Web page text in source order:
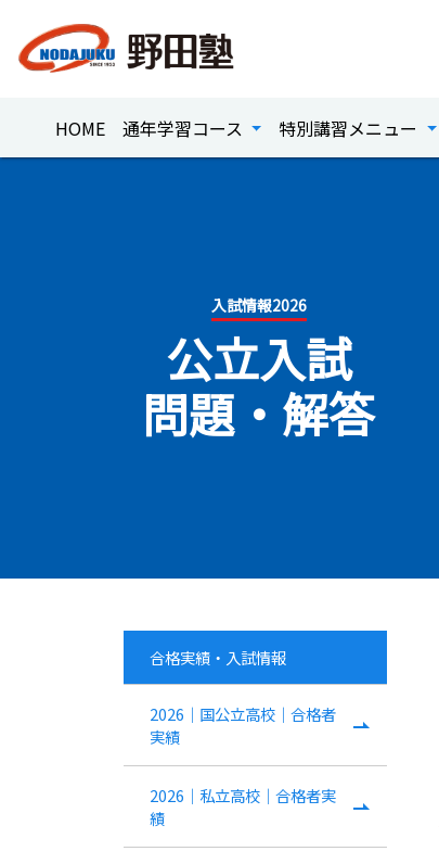
HOME 通年学習コース 特別講習メニュー
入試情報2026
公立入試
問題・解答
合格実績・入試情報
2026｜国公立高校｜合格者
実績
2026｜私立高校｜合格者実
績